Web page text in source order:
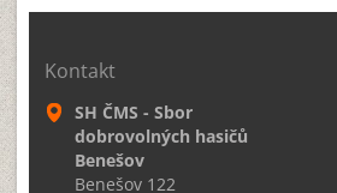
Kontakt
SH ČMS - Sbor
dobrovolných hasičů
Benešov
Benešov 122